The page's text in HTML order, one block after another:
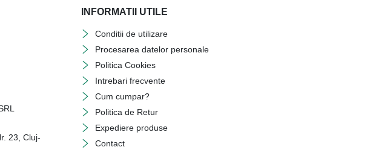
23, Cluj-
INFORMATII UTILE
Conditii de utilizare
Procesarea datelor personale
Politica Cookies
Intrebari frecvente
Cum cumpar?
Politica de Retur
Expediere produse
Contact